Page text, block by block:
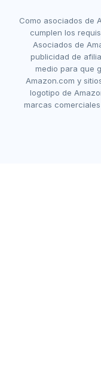
Como asociados de
cumplen los
Asociados de
publicidad de
medio para que
Amazon.com y
logotipo de
marcas